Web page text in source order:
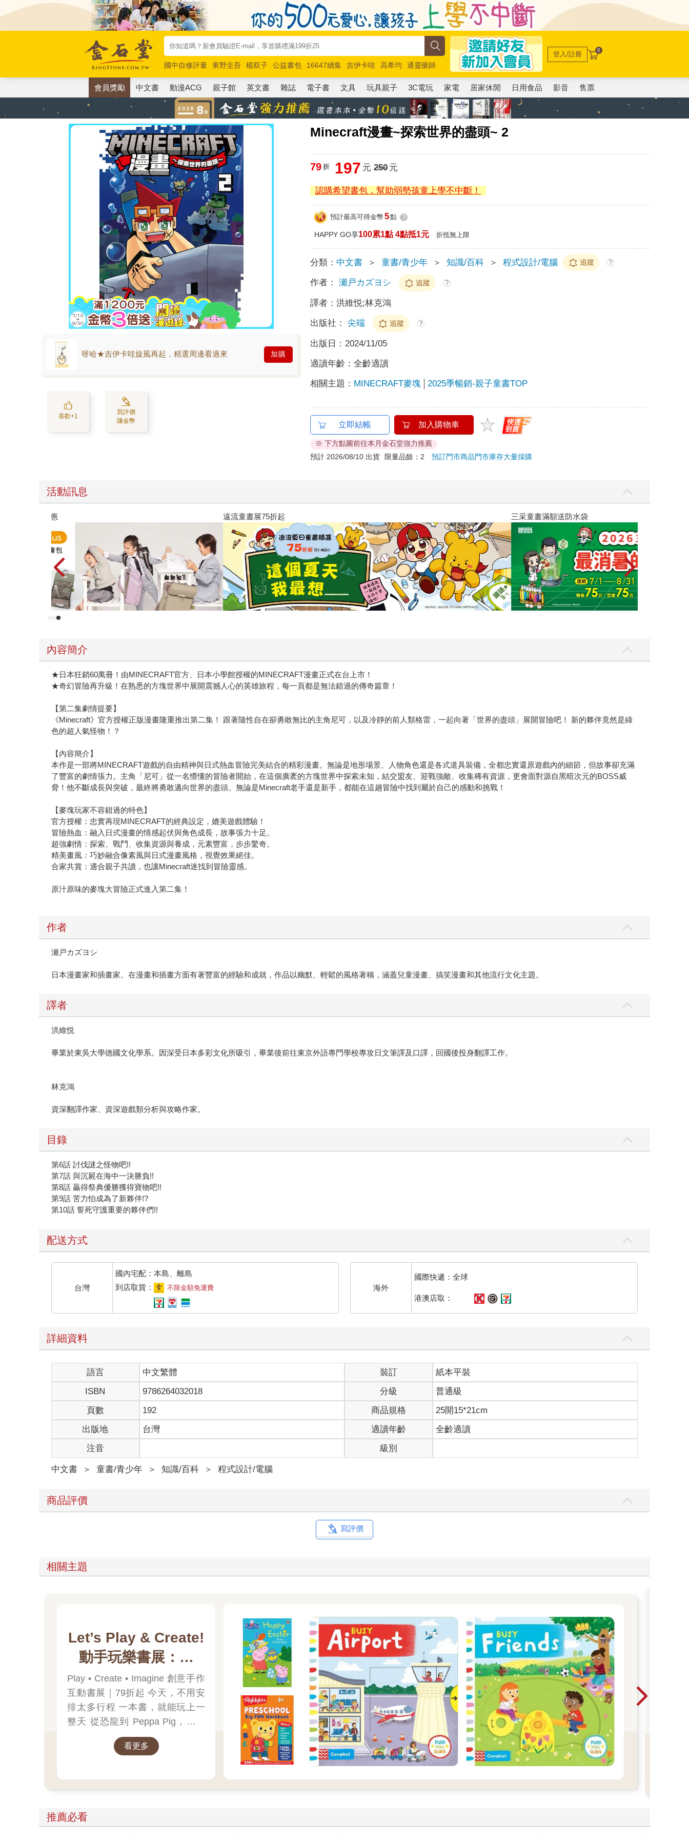
國中自修評量 東野圭吾 楊双子 公益書包 16647續集 吉伊卡哇 高希均
通靈藥師
唯紅花綻放
奧德賽 路邊攤新作 馬斯克 玩具總動員5 超慢跑
登入/註冊 0
會員獎勵 中文書 動漫ACG 親子館 英文書 雜誌 電子書 文具 玩具親子 3C電玩 家電 居家休閒 日用食品 影音 售票
Minecraft漫畫~探索世界的盡頭~ 2
呀哈★吉伊卡哇旋風再起，精選周邊看過來 加購
喜歡+1
寫評價
賺金幣
79 折 197 元 250元
認購希望書包，幫助弱勢孩童上學不中斷！
預計最高可得金幣 5點 ?
HAPPY GO享100累1點 4點抵1元 折抵無上限
分類： 中文書 ＞ 童書/青少年 ＞ 知識/百科 ＞ 程式設計/電腦 追蹤 ?
作者： 瀬戸カズヨシ 追蹤 ?
譯者：洪維悦;林克鴻
出版社： 尖端 追蹤 ?
出版日： 2024/11/05
適讀年齡：全齡適讀
相關主題： MINECRAFT麥塊 2025季暢銷-親子童書TOP
立即結帳 加入購物車
※ 下方點圖前往本月金石堂強力推薦
預計 2026/08/10 出貨
限量品餘：2預訂門市商品門市庫存大量採購
活動訊息
遠流童書展75折起
內容簡介
★日本狂銷60萬冊！由MINECRAFT官方、日本小學館授權的MINECRAFT漫畫正式在台上市！
★奇幻冒險再升級！在熟悉的方塊世界中展開震撼人心的英雄旅程，每一頁都是無法錯過的傳奇篇章！
【第二集劇情提要】
《Minecraft》官方授權正版漫畫隆重推出第二集！ 跟著隨性自在卻勇敢無比的主角尼可，以及冷靜的前人類格雷，一起向著「世界的盡頭」展開冒險吧！ 新的夥伴竟然是綠
色的超人氣怪物！？
【內容簡介】
本作是一部將MINECRAFT遊戲的自由精神與日式熱血冒險完美結合的精彩漫畫。無論是地形場景、人物角色還是各式道具裝備，全都忠實還原遊戲內的細節，但故事卻充滿
了豐富的劇情張力。主角「尼可」從一名懵懂的冒險者開始，在這個廣袤的方塊世界中探索未知，結交盟友、迎戰強敵、收集稀有資源，更會面對源自黑暗次元的BOSS威
脅！他不斷成長與突破，最終將勇敢邁向世界的盡頭。無論是Minecraft老手還是新手，都能在這趟冒險中找到屬於自己的感動和挑戰！
【麥塊玩家不容錯過的特色】
官方授權：忠實再現MINECRAFT的經典設定，媲美遊戲體驗！
冒險熱血：融入日式漫畫的情感起伏與角色成長，故事張力十足。
超強劇情：探索、戰鬥、收集資源與養成，元素豐富，步步驚奇。
精美畫風：巧妙融合像素風與日式漫畫風格，視覺效果絕佳。
合家共賞：適合親子共讀，也讓Minecraft迷找到冒險靈感。
原汁原味的麥塊大冒險正式進入第二集！
作者
瀬戸カズヨシ
日本漫畫家和插畫家。在漫畫和插畫方面有著豐富的經驗和成就，作品以幽默、輕鬆的風格著稱，涵蓋兒童漫畫、搞笑漫畫和其他流行文化主題。
譯者
洪維悦
畢業於東吳大學德國文化學系。因深受日本多彩文化所吸引，畢業後前往東京外語專門學校專攻日文筆譯及口譯，回國後投身翻譯工作。
林克鴻
資深翻譯作家、資深遊戲類分析與攻略作家。
目錄
第6話 討伐謎之怪物吧!!
第7話 與沉屍在海中一決勝負!!
第8話 贏得祭典優勝獲得寶物吧!!
第9話 苦力怕成為了新夥伴!?
第10話 誓死守護重要的夥伴們!!
配送方式
台灣
國內宅配：本島、離島
到店取貨：
不限金額免運費 海外
國際快遞：全球
港澳店取：
詳細資料
語言 中文繁體 裝訂
紙本平裝
ISBN
9786264032018 分級
普通級
頁數
192 商品規格
25開15*21cm
出版地
台灣 適讀年齡
全齡適讀
注音
級別
中文書 ＞ 童書/青少年 ＞ 知識/百科 ＞ 程式設計/電腦
商品評價
寫評價
相關主題
Let’s Play & Create!
動手玩樂書展：貼
紙、著色與奇趣互動
Play • Create • Imagine 創意手作
互動書展｜79折起 今天，不用安
排太多行程 一本書，就能玩上一
整天 從恐龍到 Peppa Pig，帶孩
子一起探索創意與學習的樂趣！
看更多
推薦必看